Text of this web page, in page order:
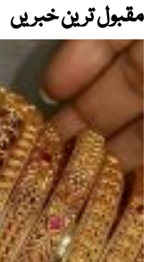
مقبول ترین خبریں